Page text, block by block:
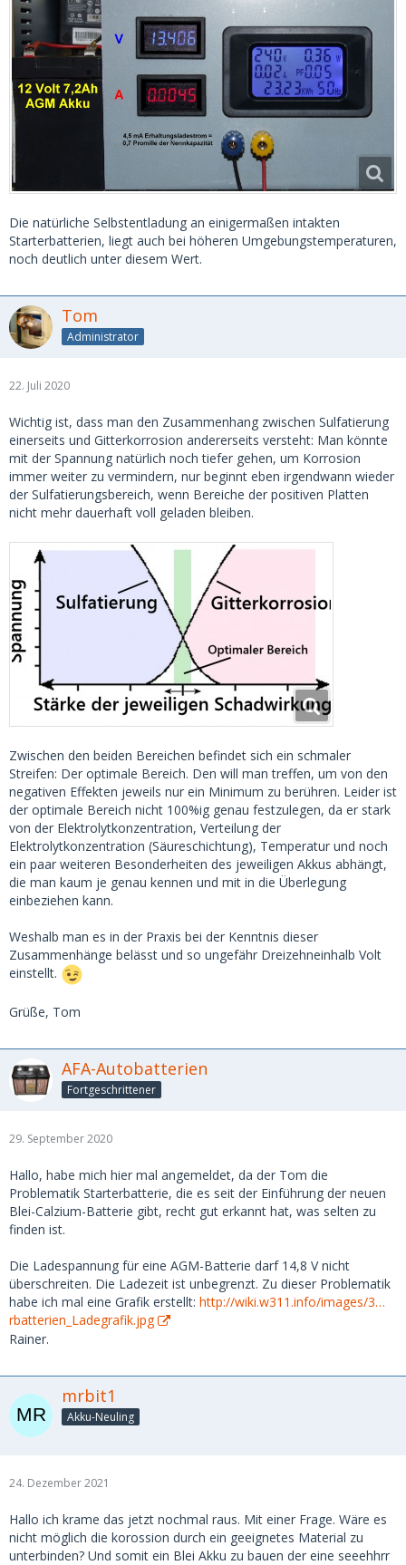
Die natürliche Selbstentladung an einigermaßen intakten
Starterbatterien, liegt auch bei höheren Umgebungstemperaturen,
noch deutlich unter diesem Wert.
Tom
Administrator
22. Juli 2020
Wichtig ist, dass man den Zusammenhang zwischen Sulfatierung
einerseits und Gitterkorrosion andererseits versteht: Man könnte
mit der Spannung natürlich noch tiefer gehen, um Korrosion
immer weiter zu vermindern, nur beginnt eben irgendwann wieder
der Sulfatierungsbereich, wenn Bereiche der positiven Platten
nicht mehr dauerhaft voll geladen bleiben.
Zwischen den beiden Bereichen befindet sich ein schmaler
Streifen: Der optimale Bereich. Den will man treffen, um von den
negativen Effekten jeweils nur ein Minimum zu berühren. Leider ist
der optimale Bereich nicht 100%ig genau festzulegen, da er stark
von der Elektrolytkonzentration, Verteilung der
Elektrolytkonzentration (Säureschichtung), Temperatur und noch
ein paar weiteren Besonderheiten des jeweiligen Akkus abhängt,
die man kaum je genau kennen und mit in die Überlegung
einbeziehen kann.
Weshalb man es in der Praxis bei der Kenntnis dieser
Zusammenhänge belässt und so ungefähr Dreizehneinhalb Volt
einstellt.
Grüße, Tom
AFA-Autobatterien
Fortgeschrittener
29. September 2020
Hallo, habe mich hier mal angemeldet, da der Tom die
Problematik Starterbatterie, die es seit der Einführung der neuen
Blei-Calzium-Batterie gibt, recht gut erkannt hat, was selten zu
finden ist.
Die Ladespannung für eine AGM-Batterie darf 14,8 V nicht
überschreiten. Die Ladezeit ist unbegrenzt. Zu dieser Problematik
habe ich mal eine Grafik erstellt: http://wiki.w311.info/images/3…
rbatterien_Ladegrafik.jpg
Rainer.
mrbit1
Akku-Neuling
24. Dezember 2021
Hallo ich krame das jetzt nochmal raus. Mit einer Frage. Wäre es
nicht möglich die korossion durch ein geeignetes Material zu
unterbinden? Und somit ein Blei Akku zu bauen der eine seeehhrr